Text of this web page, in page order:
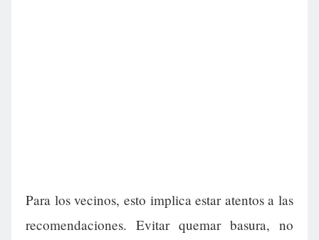
Para los vecinos, esto implica estar atentos a las
recomendaciones. Evitar quemar basura, no